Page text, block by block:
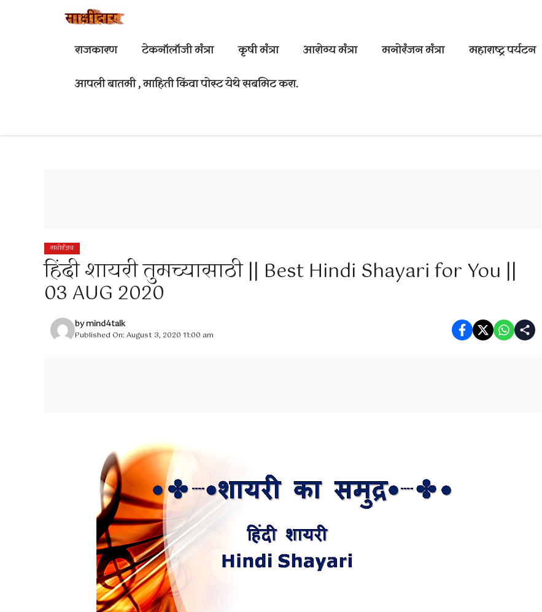
राजकारण टेकनॉलॉजी मंत्रा कृषी मंत्रा आरोग्य मंत्रा मनोरंजन मंत्रा महाराष्ट्र पर्यटन
आपली बातमी , माहिती किंवा पोस्ट येथे सबमिट करा.
मनोरंजन
हिंदी शायरी तुमच्यासाठी || Best Hindi Shayari for You ||
03 AUG 2020
bymind4talk
Published On: August 3, 2020 11:00 am